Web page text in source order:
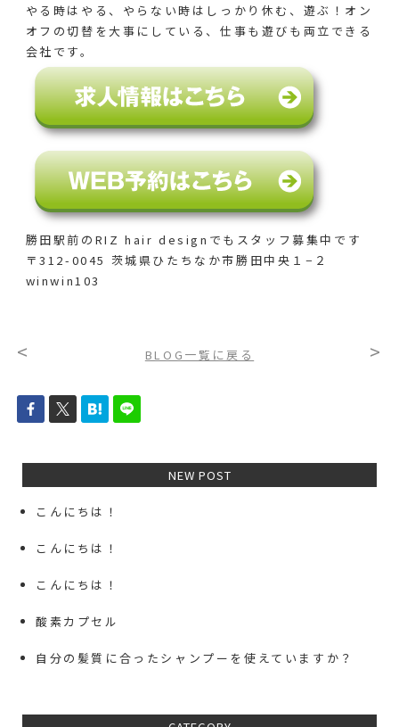
やる時はやる、やらない時はしっかり休む、遊ぶ！オン
オフの切替を大事にしている、仕事も遊びも両立できる
会社です。
勝田駅前のRIZ hair designでも スタッフ募集中です
〒312-0045 茨城県ひたちなか市勝田中央１−２
winwin103
< BLOG一覧に戻る >
NEW POST
こんにちは！
こんにちは！
こんにちは！
酸素カプセル
自分の髪質に合ったシャンプーを使えていますか？